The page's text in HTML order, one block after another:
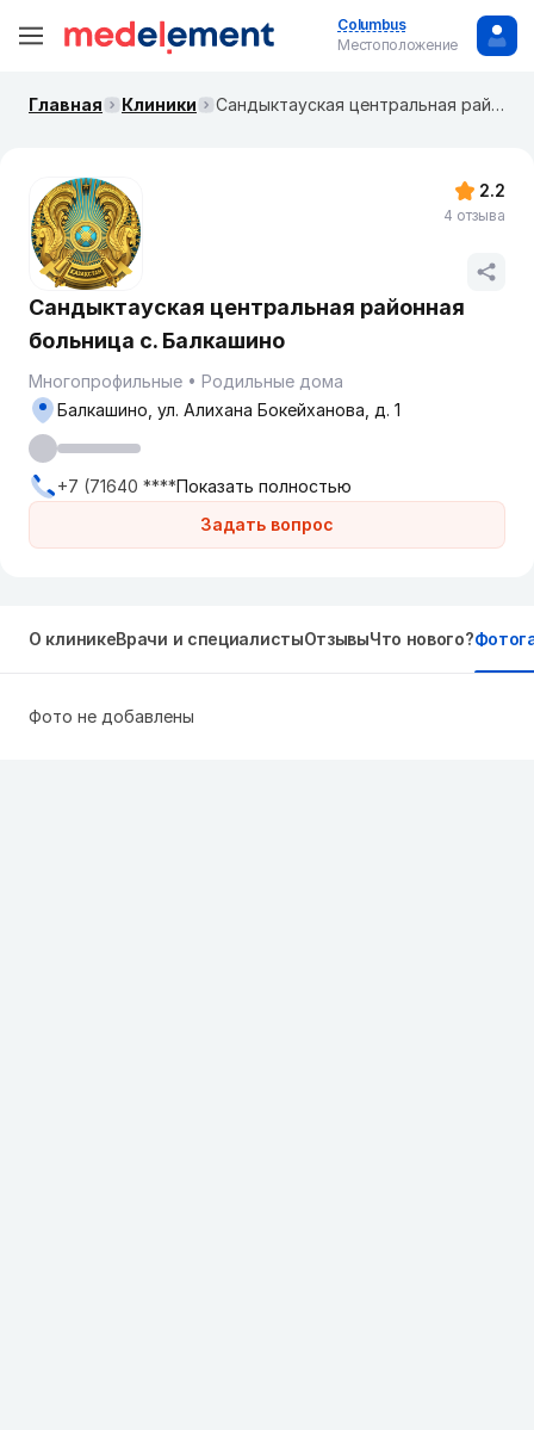
Columbus
Местоположение
Главная Клиники Сандыктауская центральная районная больница с. Балкашино
Сандыктауская центральная районная
больница с. Балкашино
Многопрофильные Родильные дома
Задать вопрос
Балкашино, ул. Алихана Бокейханова, д. 1
+7 (71640 ****Показать полностью
2.2
4 отзыва
О клиникеВрачи и специалистыОтзывыЧто нового?
Фото не добавлены